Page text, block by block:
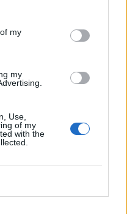
my
my
Use,
of my
with the
hírarchívumához
év napon belüli